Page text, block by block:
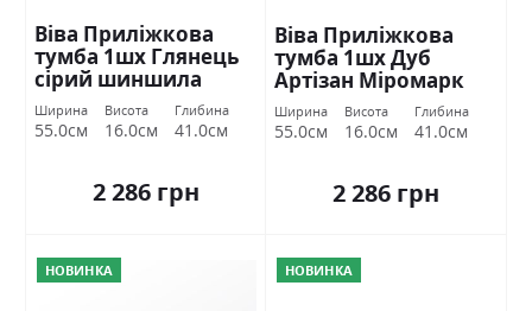
Віва Приліжкова
тумба 1шх Глянець
сірий шиншила
Міромарк
Ширина
55.0см
Висота
16.0см
Глибина
41.0см
2 286 грн
Віва Приліжкова
тумба 1шх Дуб
Артізан Міромарк
Ширина
55.0см
Висота
16.0см
Глибина
41.0см
2 286 грн
НОВИНКА НОВИНКА